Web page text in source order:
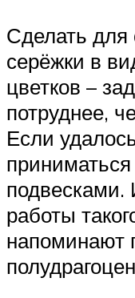
Сделать
серёжки в
цветков –
потруднее,
Если
приниматься
подвесками.
работы
напоминают